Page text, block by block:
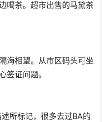
喝茶。超市出售的马黛茶
海相望。从市区码头可坐
签证问题。
所标记，很多去过BA的